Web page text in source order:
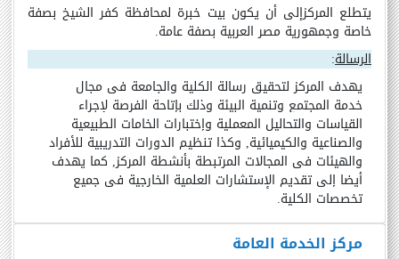
مركز الخدمة العامة
يتطلع المركزإلى أن يكون بيت خبرة لمحافظة كفر الشيخ بصفة
خاصة وجمهورية مصر العربية بصفة عامة.
الرسالة:
يهدف المركز لتحقيق رسالة الكلية والجامعة فى مجال
خدمة المجتمع وتنمية البيئة وذلك بإتاحة الفرصة لإجراء
القياسات والتحاليل المعملية وإختبارات الخامات الطبيعية
والصناعية والكيميائية, وكذا تنظيم الدورات التدريبية للأفراد
والهيئات فى المجالات المرتبطة بأنشطة المركز, كما يهدف
أيضا إلى تقديم الإستشارات العلمية الخارجية فى جميع
تخصصات الكلية.